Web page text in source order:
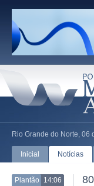
Rio Grande do Norte, 06
Inicial Notícias
Plantão 14:06